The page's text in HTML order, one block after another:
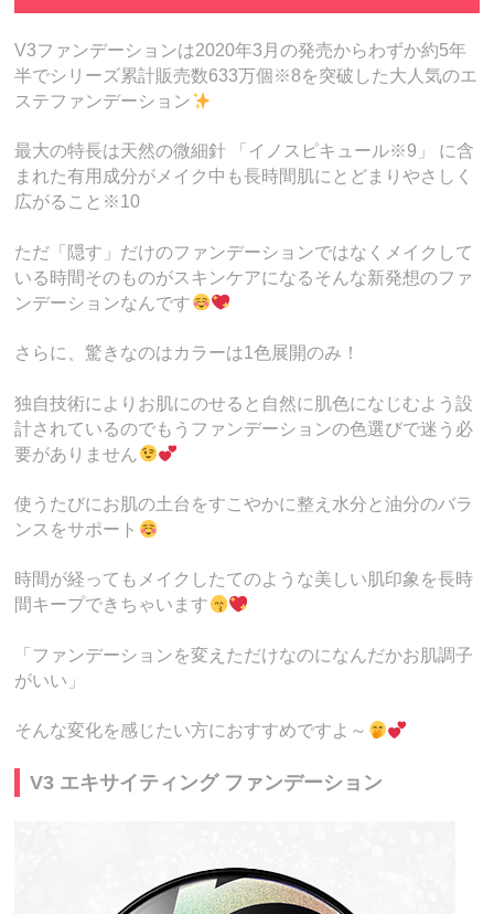
V3ファンデーションは2020年3月の発売からわずか約5年
半でシリーズ累計販売数633万個※8を突破した大人気のエ
ステファンデーション
最大の特長は天然の微細針 「イノスピキュール※9」 に含
まれた有用成分がメイク中も長時間肌にとどまりやさしく
広がること※10
ただ「隠す」だけのファンデーションではなくメイクして
いる時間そのものがスキンケアになるそんな新発想のファ
ンデーションなんです
さらに、驚きなのはカラーは1色展開のみ！
独自技術によりお肌にのせると自然に肌色になじむよう設
計されているのでもうファンデーションの色選びで迷う必
要がありません
使うたびにお肌の土台をすこやかに整え水分と油分のバラ
ンスをサポート
時間が経ってもメイクしたてのような美しい肌印象を長時
間キープできちゃいます
「ファンデーションを変えただけなのになんだかお肌調子
がいい」
そんな変化を感じたい方におすすめですよ～
V3 エキサイティング ファンデーション